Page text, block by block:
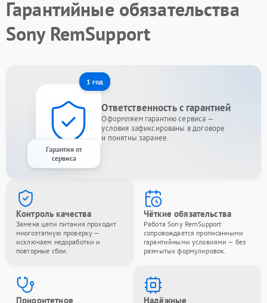
Гарантийные обязательства
Sony RemSupport
1 год
Гарантия от
сервиса
Ответственность с гарантией
Оформляем гарантию сервиса —
условия зафиксированы в договоре
и понятны заранее.
Контроль качества
Замена цепи питания проходит
многоэтапную проверку —
исключаем недоработки и
повторные сбои.
Чёткие обязательства
Работа Sony RemSupport
сопровождается прописанными
гарантийными условиями — без
размытых формулировок.
Приоритетное
Надёжные